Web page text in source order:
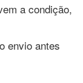
a condição,
envio antes